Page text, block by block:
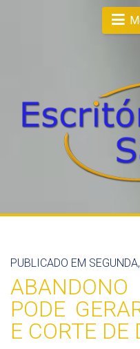
PUBLICADO EM
PODE
E CORTE DE